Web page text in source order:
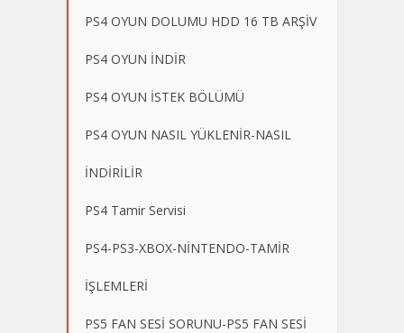
PS4 OYUN DOLUMU HDD 16 TB ARŞİV
PS4 OYUN İNDİR
PS4 OYUN İSTEK BÖLÜMÜ
PS4 OYUN NASIL YÜKLENİR-NASIL
İNDİRİLİR
PS4 Tamir Servisi
PS4-PS3-XBOX-NİNTENDO-TAMİR
İŞLEMLERİ
PS5 FAN SESİ SORUNU-PS5 FAN SESİ